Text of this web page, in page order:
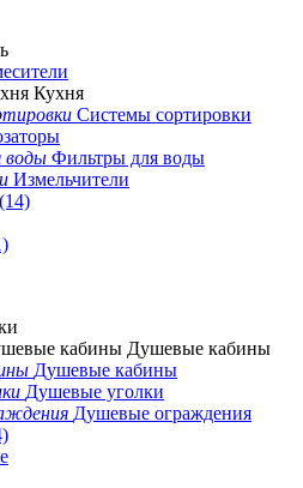
Кухня
Системы сортировки
Фильтры для воды
Измельчители
(14)
кабины Душевые кабины
Душевые кабины
Душевые уголки
Душевые ограждения